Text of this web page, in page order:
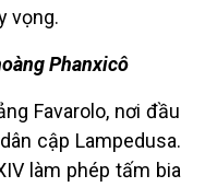
vọng.
Phanxicô
Favarolo, nơi đầu
cập Lampedusa.
làm phép tấm bia